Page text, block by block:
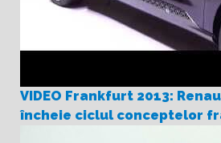
VIDEO Frankfurt 2013:
încheie ciclul conceptelor